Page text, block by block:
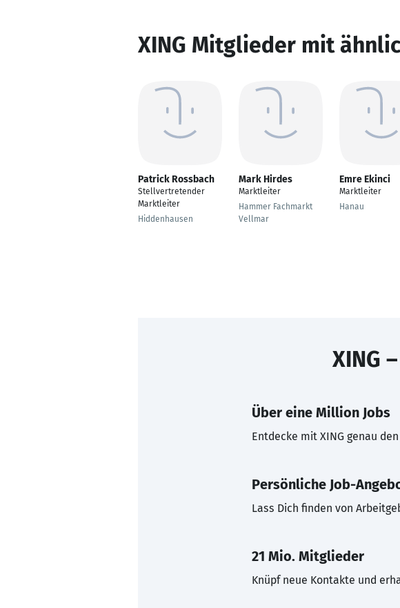
XING Mitglieder mit
Patrick Rossbach
Stellvertretender
Marktleiter
Hiddenhausen
Mark Hirdes
Marktleiter
Hammer Fachmarkt
Vellmar
Emre Ekinci
Marktleiter
Hanau
XING
Über eine Million Jobs
Entdecke mit XING genau
Persönliche Job-
Lass Dich finden von
21 Mio. Mitglieder
Knüpf neue Kontakte und